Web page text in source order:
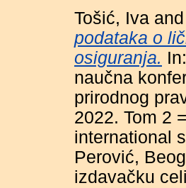
Tošić, Iva and
podataka o
osiguranja.
naučna
prirodnog
2022. Tom 2
international
Perović,
izdavačku